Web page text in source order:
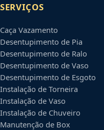
SERVIÇOS
Caça Vazamento
Desentupimento de Pia
Desentupimento de Ralo
Desentupimento de Vaso
Desentupimento de Esgoto
Instalação de Torneira
Instalação de Vaso
Instalação de Chuveiro
Manutenção de Box